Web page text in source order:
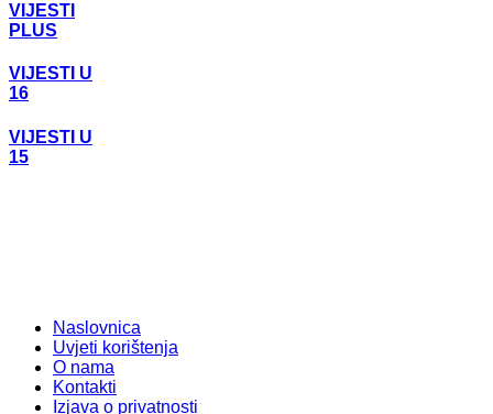
VIJESTI
PLUS
VIJESTI U
16
VIJESTI U
15
Naslovnica
Uvjeti korištenja
O nama
Kontakti
Izjava o privatnosti